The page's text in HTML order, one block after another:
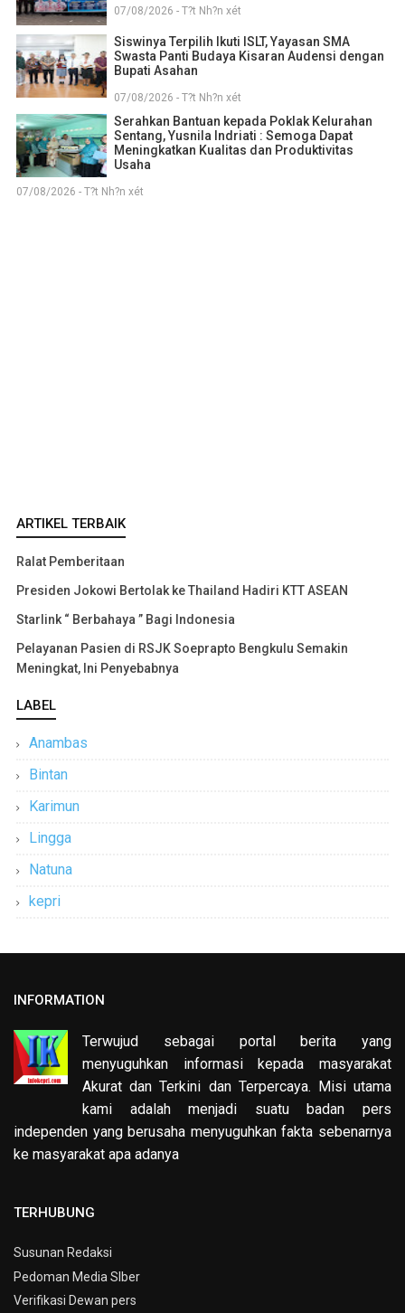
07/08/2026 - T?t Nh?n xét
Siswinya Terpilih Ikuti ISLT, Yayasan SMA
Swasta Panti Budaya Kisaran Audensi dengan
Bupati Asahan
07/08/2026 - T?t Nh?n xét
Serahkan Bantuan kepada Poklak Kelurahan
Sentang, Yusnila Indriati : Semoga Dapat
Meningkatkan Kualitas dan Produktivitas
Usaha
07/08/2026 - T?t Nh?n xét
ARTIKEL TERBAIK
Ralat Pemberitaan
Presiden Jokowi Bertolak ke Thailand Hadiri KTT ASEAN
Starlink “ Berbahaya ” Bagi Indonesia
Pelayanan Pasien di RSJK Soeprapto Bengkulu Semakin
Meningkat, Ini Penyebabnya
LABEL
Anambas
Bintan
Karimun
Lingga
Natuna
kepri
INFORMATION
Terwujud sebagai portal berita yang
menyuguhkan informasi kepada masyarakat
Akurat dan Terkini dan Terpercaya. Misi utama
kami adalah menjadi suatu badan pers
independen yang berusaha menyuguhkan fakta sebenarnya
ke masyarakat apa adanya
TERHUBUNG
Susunan Redaksi
Pedoman Media SIber
Verifikasi Dewan pers